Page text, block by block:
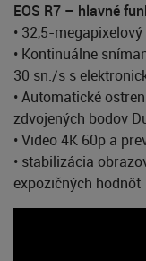
EOS R7 – hlavné
• 32,5-
• Kontinuálne
30 sn./s s
• Automatické
zdvojených bodov
• Video 4K 60p a
• stabilizácia
expozičných hodnôt